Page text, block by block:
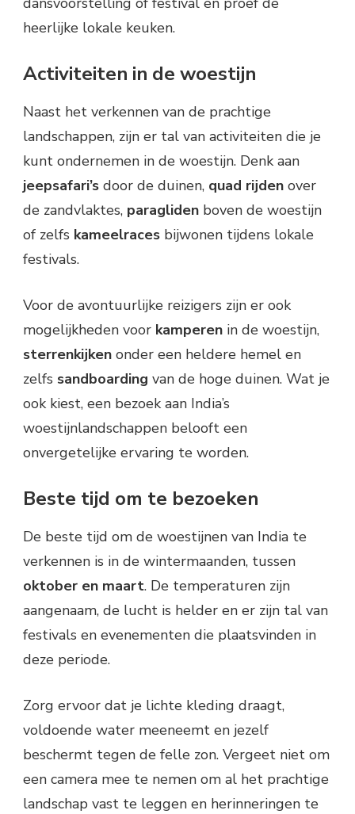
heerlijke lokale keuken.
Activiteiten in de woestijn
Naast het verkennen van de prachtige
landschappen, zijn er tal van activiteiten die je
kunt ondernemen in de woestijn. Denk aan
jeepsafari’s door de duinen, quad rijden over
de zandvlaktes, paragliden boven de woestijn
of zelfs kameelraces bijwonen tijdens lokale
festivals.
Voor de avontuurlijke reizigers zijn er ook
mogelijkheden voor kamperen in de woestijn,
sterrenkijken onder een heldere hemel en
zelfs sandboarding van de hoge duinen. Wat je
ook kiest, een bezoek aan India’s
woestijnlandschappen belooft een
onvergetelijke ervaring te worden.
Beste tijd om te bezoeken
De beste tijd om de woestijnen van India te
verkennen is in de wintermaanden, tussen
oktober en maart. De temperaturen zijn
aangenaam, de lucht is helder en er zijn tal van
festivals en evenementen die plaatsvinden in
deze periode.
Zorg ervoor dat je lichte kleding draagt,
voldoende water meeneemt en jezelf
beschermt tegen de felle zon. Vergeet niet om
een camera mee te nemen om al het prachtige
landschap vast te leggen en herinneringen te